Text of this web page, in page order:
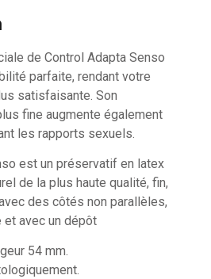
de Control Adapta Senso
parfaite, rendant votre
satisfaisante. Son
fine augmente également
les rapports sexuels.
est un préservatif en latex
de la plus haute qualité, fin,
des côtés non parallèles,
et avec un dépôt
54 mm.